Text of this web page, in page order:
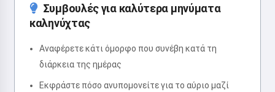
Συμβουλές για καλύτερα μηνύματα
καληνύχτας
Αναφέρετε κάτι όμορφο που συνέβη κατά τη
διάρκεια της ημέρας
Εκφράστε πόσο ανυπομονείτε για το αύριο μαζί